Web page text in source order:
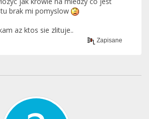
brak mi pomyslow
az ktos sie zlituje..
Zapisane